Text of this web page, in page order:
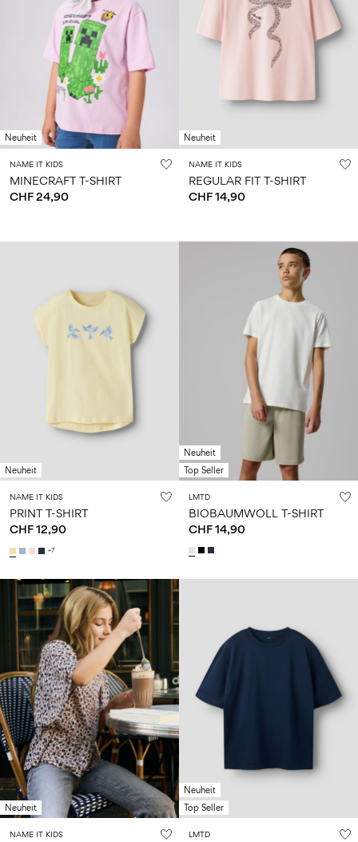
Neuheit
NAME IT KIDS
MINECRAFT T-SHIRT
CHF 24,90
Neuheit
NAME IT KIDS
REGULAR FIT T-SHIRT
CHF 14,90
Neuheit
NAME IT KIDS
PRINT T-SHIRT
CHF 12,90
+7
Neuheit
Top Seller
LMTD
BIOBAUMWOLL T-SHIRT
CHF 14,90
Neuheit
NAME IT KIDS
Neuheit
Top Seller
LMTD